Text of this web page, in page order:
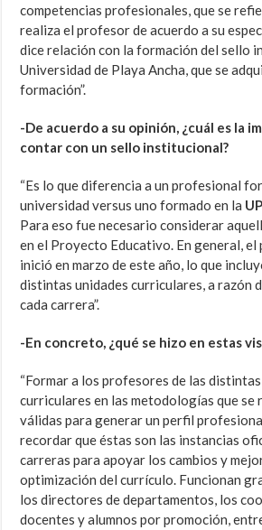
competencias profesionales, que se
realiza el profesor de acuerdo a su
dice relación con la formación del sello
Universidad de Playa Ancha, que se
formación”.
-De acuerdo a su opinión, ¿cuál es la
contar con un sello institucional?
“Es lo que diferencia a un profesional
universidad versus uno formado en la
Para eso fue necesario considerar
en el Proyecto Educativo. En general,
inició en marzo de este año, lo que
distintas unidades curriculares, a razón
cada carrera”.
-En concreto, ¿qué se hizo en estas
“Formar a los profesores de las
curriculares en las metodologías que se
válidas para generar un perfil
recordar que éstas son las instancias
carreras para apoyar los cambios y
optimización del currículo. Funcionan
los directores de departamentos, los
docentes y alumnos por promoción,